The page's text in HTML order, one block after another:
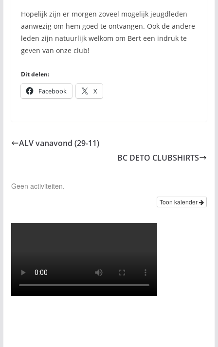
Hopelijk zijn er morgen zoveel mogelijk jeugdleden
aanwezig om hem goed te ontvangen. Ook de andere
leden zijn natuurlijk welkom om Bert een indruk te
geven van onze club!
Dit delen:
Facebook X
ALV vanavond (29-11)
BC DETO CLUBSHIRTS
Geen activiteiten.
Toon kalender